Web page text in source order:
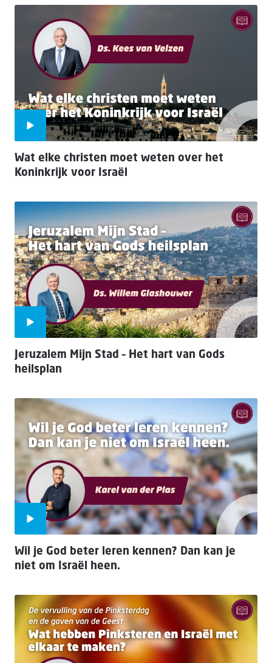
Wat elke christen moet weten over het
Koninkrijk voor Israël
Jeruzalem Mijn Stad – Het hart van Gods
heilsplan
Wil je God beter leren kennen? Dan kan je
niet om Israël heen.